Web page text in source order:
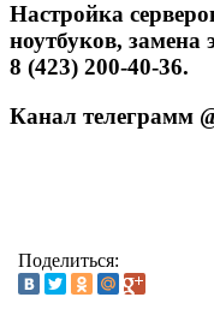
Настройка
ноутбуков, замена
8 (423) 200-40-36.
Канал телеграмм
Поделиться: